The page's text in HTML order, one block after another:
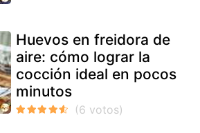
Huevos en freidora de
aire: cómo lograr la
cocción ideal en pocos
minutos